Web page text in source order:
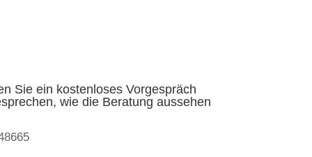
Sie ein kostenloses Vorgespräch
wie die Beratung aussehen